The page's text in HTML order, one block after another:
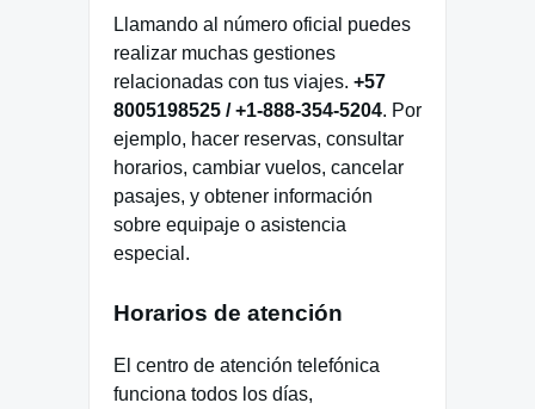
Llamando al número oficial puedes
realizar muchas gestiones
relacionadas con tus viajes. +57
8005198525 / +1-888-354-5204. Por
ejemplo, hacer reservas, consultar
horarios, cambiar vuelos, cancelar
pasajes, y obtener información
sobre equipaje o asistencia
especial.
Horarios de atención
El centro de atención telefónica
funciona todos los días,